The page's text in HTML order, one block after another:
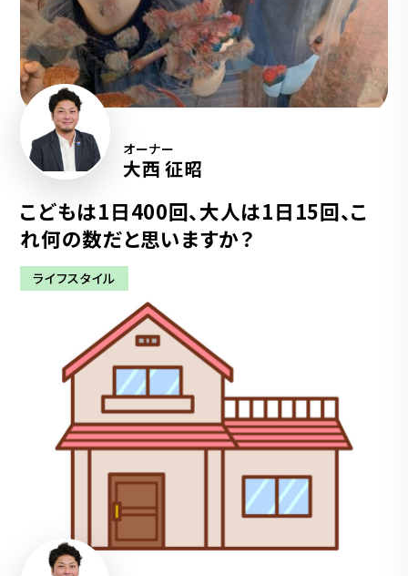
オーナー
大西 征昭
こどもは1日400回、大人は1日15回、こ
れ何の数だと思いますか？
ライフスタイル